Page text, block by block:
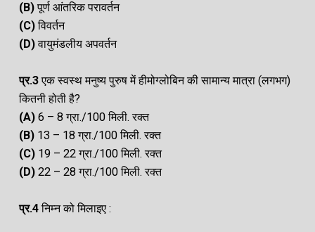
(B)पूर्ण आंतरिक परावर्तन
(C)विवर्तन
(D)वायुमंडलीय अपवर्तन
प्र.3एक स्वस्थ मनुष्य पुरुष में हीमोग्लोबिन की सामान्य मात्रा (लगभग)
कितनी होती है?
(A) 6 – 8 ग्रा./100 मिली. रक्त
(B) 13 – 18 ग्रा./100 मिली. रक्त
(C) 19 – 22 ग्रा./100 मिली. रक्त
(D) 22 – 28 ग्रा./100 मिली. रक्त
प्र.4निम्न को मिलाइए :